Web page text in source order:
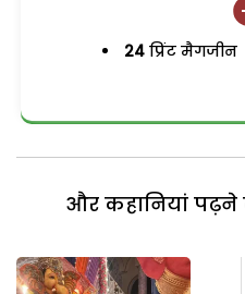
24 प्रिंट मैगजीन
और कहानियां